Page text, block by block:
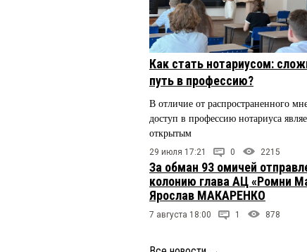
Как стать нотариусом:
путь в профессию?
В отличие от распространенного
доступ в профессию нотариуса
открытым
29 июля 17:21 0 2215
За обман 93 омичей
колонию глава АЦ «Ромни
Ярослав МАКАРЕНКО
7 августа 18:00 1 878